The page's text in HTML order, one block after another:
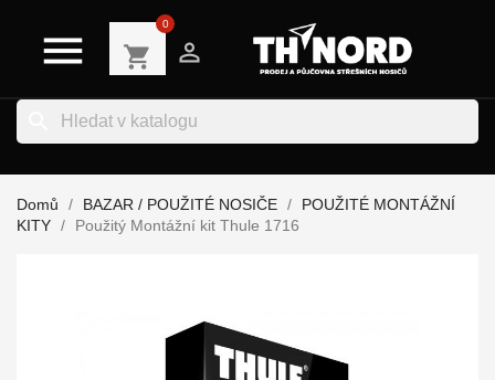
 shopping_cart
0

Domů BAZAR / POUŽITÉ NOSIČE
POUŽITÉ MONTÁŽNÍ
KITY
Použitý Montážní kit Thule 1716